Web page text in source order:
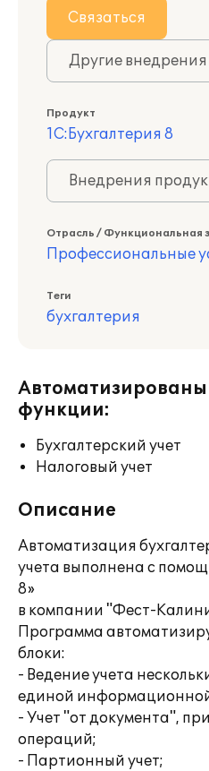
Связаться
Другие
Продукт
1С:Бухгалтерия 8
Внедрения
Отрасль / Функциональная
Профессиональные
Теги
бухгалтерия
функции:
Бухгалтерский учет
Налоговый учет
Описание
Автоматизация
учета выполнена с
8»
в компании "Фест-
Программа
блоки:
- Ведение учета
единой
- Учет "от документа",
операций;
- Партионный учет;